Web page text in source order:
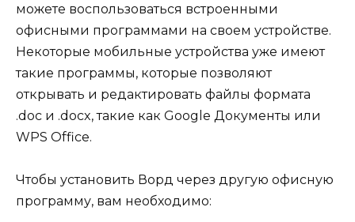
можете воспользоваться встроенными
офисными программами на своем устройстве.
Некоторые мобильные устройства уже имеют
такие программы, которые позволяют
открывать и редактировать файлы формата
.doc и .docx, такие как Google Документы или
WPS Office.
Чтобы установить Ворд через другую офисную
программу, вам необходимо: